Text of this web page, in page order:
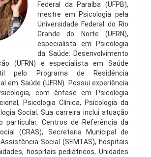
Federal da Paraíba (UFPB),
mestre em Psicologia pela
Universidade Federal do Rio
Grande do Norte (UFRN),
especialista em Psicologia
da Saúde: Desenvolvimento
(UFRN) e especialista em Saúde
pelo Programa de Residência
em Saúde (UFRN). Possui experiência
com ênfase em Psicologia
Psicologia Clínica, Psicologia da
Social. Sua carreira inclui atuação
particular, Centros de Referência da
(CRAS), Secretaria Municipal de
Social (SEMTAS), hospitais
hospitais pediátricos, Unidades